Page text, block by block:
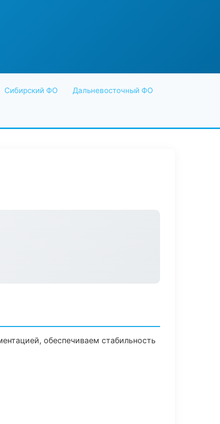
Сибирский ФО Дальневосточный ФО
обеспечиваем стабильность